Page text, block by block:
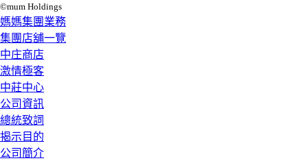
©mum Holdings
媽媽集團業務
集團店舖一覽
中庄商店
激情極客
中莊中心
公司資訊
總統致詞
揭示目的
公司簡介